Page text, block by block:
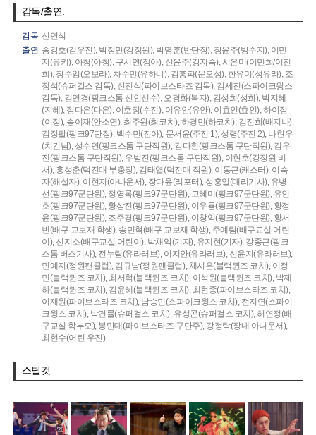
감독/출연.
감독 신연식
출연 송강호(김우진), 박정민(강정원), 박명훈(반단장), 장윤주(방수지), 이민
지(유키), 아청(아청), 구시연(정아), 신윤주(강지숙), 시은미(이민희/이진
희), 장수임(오보라), 차수민(유하니), 김홍파(문오성), 한유미(성유라), 조
정석(슈퍼걸스 감독), 신진식(파이브스타즈 감독), 김세진(스파이크윙스
감독), 김연경(핑크스톰 신인선수), 오경화(복자), 김성희(성희), 박지혜
(지혜), 정다은(다은), 이호정(수진), 이유안(유안), 이효인(효인),하이정
(이정), 송이재(안소연), 최주원(최코치), 하경민(하코치), 김진희(배지나),
김정팔(핑크97단장), 백수민(진아), 문서윤(주전 1), 성령(주전 2), 나현우
(치킨남), 성수연(핑크스톰 구단직원), 김다흰(핑크스톰 구단직원), 김우
진(핑크스톰 구단직원), 우범진(핑크스톰 구단직원), 이현호(강정원 비
서), 홍성춘(덕진대 부총장), 김태엽(덕진대 직원), 이동근(캐스터), 이숙
자(해설자), 이현지(아나운서), 장다윤(리포터), 성홍일(대리기사), 유병
선(핑크97군단원), 정영록(핑크97군단원), 고혜미(핑크97군단원), 유인
호(핑크97군단원), 황상진(핑크97군단원), 이우룡(핑크97군단원), 황정
윤(핑크97군단원), 조주경(핑크97군단원), 이창익(핑크97군단원), 황서
빈(배구 교보재 학생), 송민혁(배구 교보재 학생), 주예림(배구교실 어린
이), 신지소(배구교실 어린이), 박채익(기자), 유지현(기자), 강종근(핑크
스톰 버스기사), 전누림(유라러브), 이지안(유라러브), 신윤지(유라러브),
민예지(정원팬클럽), 김규남(정원팬클럽), 채시은(블랙퀸즈 코치), 이정
민(블랙퀸즈 코치), 최서혁(블랙퀸즈 코치), 이석원(블랙퀸즈 코치), 박제
하(블랙퀸즈 코치), 김윤혜(블랙퀸즈 코치), 최현종(파이브스타즈 코치),
이재원(파이브스타즈 코치), 남승민(스파이크윙스 코치), 전지연(스파이
크윙스 코치), 박건률(슈퍼걸스 코치), 유성곤(슈퍼걸스 코치),허연정(배
구교실 학부모), 봉만대(파이브스타즈 구단주), 강정탁(장내 아나운서),
최현수(어린 우진)
스틸컷